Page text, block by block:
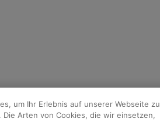
um Ihr Erlebnis auf unserer Webseite zu
Arten von Cookies, die wir einsetzen,